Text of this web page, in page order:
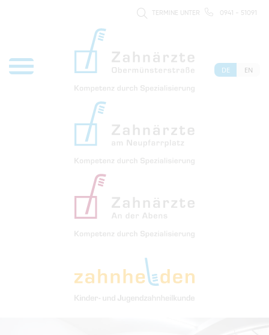
TERMINE UNTER 0941 - 51091
DE EN